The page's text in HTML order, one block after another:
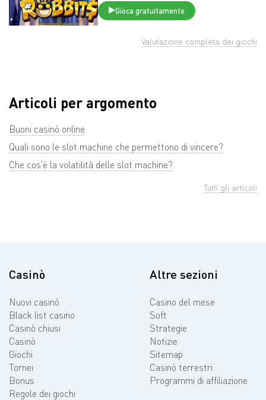
Gioca gratuitamente
Valutazione completa dei giochi
Articoli per argomento
Buoni casinò online
Quali sono le slot machine che permettono di vincere?
Che cos'è la volatilità delle slot machine?
Tutti gli articoli
Casinò
Nuovi casinò
Black list casino
Casinò chiusi
Casinò
Giochi
Tornei
Bonus
Regole dei giochi
Altre sezioni
Casino del mese
Soft
Strategie
Notizie
Sitemap
Casinò terrestri
Programmi di affiliazione